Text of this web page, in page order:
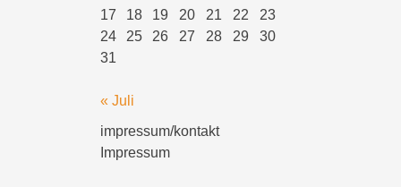
17
18 19 20 21 22
23
24
25 26 27 28 29
30
31
« Juli
impressum/kontakt
Impressum